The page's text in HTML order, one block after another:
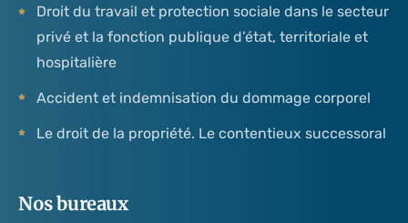
Droit du travail et protection sociale dans le secteur
privé et la fonction publique d’état, territoriale et
hospitalière
Accident et indemnisation du dommage corporel
Le droit de la propriété. Le contentieux successoral
Nos bureaux